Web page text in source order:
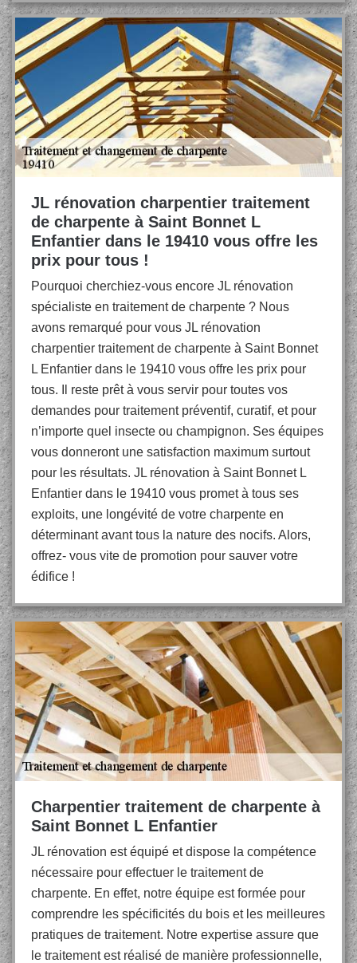
JL rénovation charpentier traitement
de charpente à Saint Bonnet L
Enfantier dans le 19410 vous offre les
prix pour tous !
Pourquoi cherchiez-vous encore JL rénovation
spécialiste en traitement de charpente ? Nous
avons remarqué pour vous JL rénovation
charpentier traitement de charpente à Saint Bonnet
L Enfantier dans le 19410 vous offre les prix pour
tous. Il reste prêt à vous servir pour toutes vos
demandes pour traitement préventif, curatif, et pour
n’importe quel insecte ou champignon. Ses équipes
vous donneront une satisfaction maximum surtout
pour les résultats. JL rénovation à Saint Bonnet L
Enfantier dans le 19410 vous promet à tous ses
exploits, une longévité de votre charpente en
déterminant avant tous la nature des nocifs. Alors,
offrez- vous vite de promotion pour sauver votre
édifice !
Charpentier traitement de charpente à
Saint Bonnet L Enfantier
JL rénovation est équipé et dispose la compétence
nécessaire pour effectuer le traitement de
charpente. En effet, notre équipe est formée pour
comprendre les spécificités du bois et les meilleures
pratiques de traitement. Notre expertise assure que
le traitement est réalisé de manière professionnelle,